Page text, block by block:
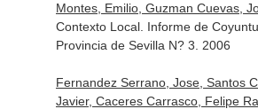
Montes, Emilio, Guzman Cuevas,
Contexto Local. Informe de
Provincia de Sevilla N? 3. 2006
Fernandez Serrano, Jose, Santos
Javier, Caceres Carrasco, Felipe